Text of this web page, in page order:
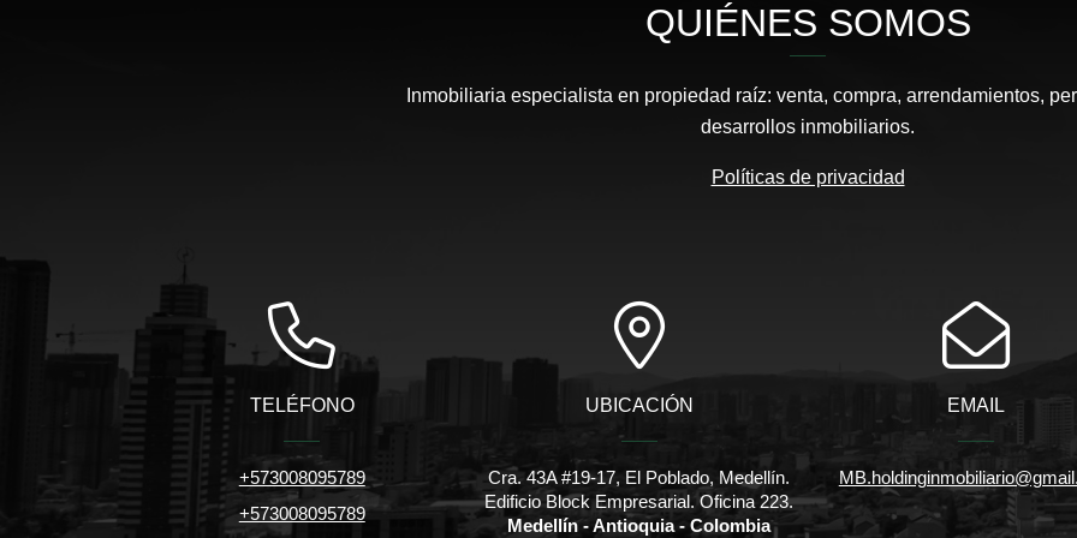
QUIÉNES SOMOS
Inmobiliaria especialista en propiedad raíz: venta, compra, arrendamientos,
desarrollos inmobiliarios.
Políticas de privacidad
TELÉFONO
+573008095789
+573008095789
UBICACIÓN
Cra. 43A #19-17, El Poblado, Medellín.
Edificio Block Empresarial. Oficina 223.
Medellín - Antioquia - Colombia
EMAIL